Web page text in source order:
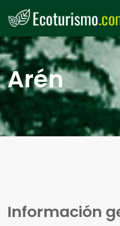
Pasar al contenido
Arén
Información